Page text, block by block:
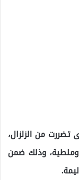
تضررت من الزلزال،
وذلك ضمن